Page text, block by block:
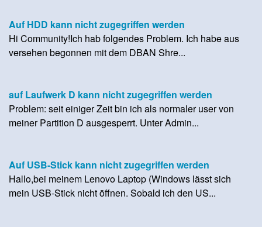
Auf HDD kann nicht zugegriffen werden
Hi Community!Ich hab folgendes Problem. Ich habe aus
versehen begonnen mit dem DBAN Shre...
auf Laufwerk D kann nicht zugegriffen werden
Problem: seit einiger Zeit bin ich als normaler user von
meiner Partition D ausgesperrt. Unter Admin...
Auf USB-Stick kann nicht zugegriffen werden
Hallo,bei meinem Lenovo Laptop (Windows lässt sich
mein USB-Stick nicht öffnen. Sobald ich den US...